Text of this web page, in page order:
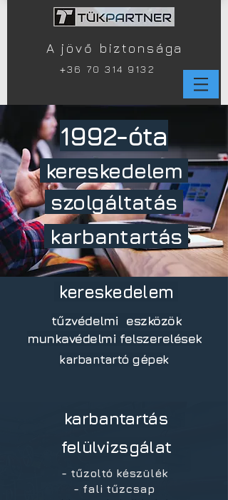
A jövő biztonsága
+36 70 314 9132
1992-óta
kereskedelem
szolgáltatás
karbantartás
kereskedelem
tűzvédelmi eszközök
munkavédelmi felszerelések
karbantartó gépek
karbantartás
felülvizsgálat
- tűzoltó készülék
- fali tűzcsap